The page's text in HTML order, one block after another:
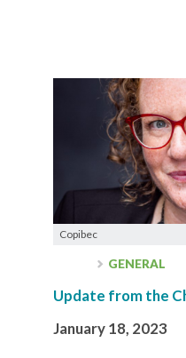
Copibec
GENERAL
Update from the
January 18, 2023